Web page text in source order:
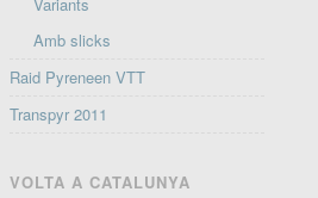
Amb slicks
Raid Pyreneen VTT
Transpyr 2011
VOLTA A CATALUNYA